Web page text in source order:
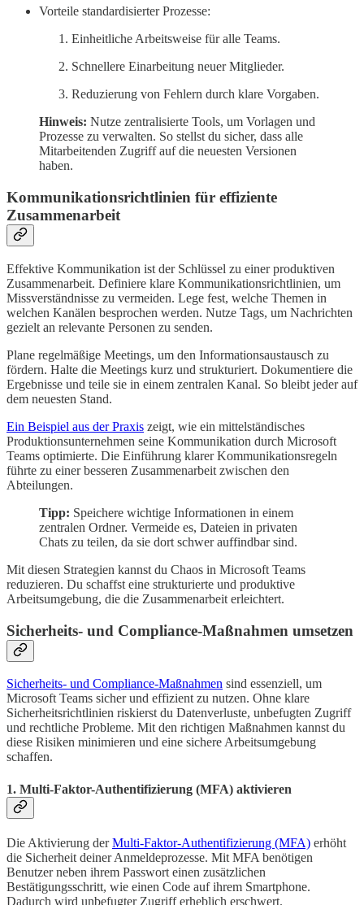
Vorteile standardisierter Prozesse:
Einheitliche Arbeitsweise für alle Teams.
Schnellere Einarbeitung neuer Mitglieder.
Reduzierung von Fehlern durch klare Vorgaben.
Hinweis: Nutze zentralisierte Tools, um Vorlagen und
Prozesse zu verwalten. So stellst du sicher, dass alle
Mitarbeitenden Zugriff auf die neuesten Versionen
haben.
Kommunikationsrichtlinien für effiziente
Zusammenarbeit
Effektive Kommunikation ist der Schlüssel zu einer produktiven
Zusammenarbeit. Definiere klare Kommunikationsrichtlinien, um
Missverständnisse zu vermeiden. Lege fest, welche Themen in
welchen Kanälen besprochen werden. Nutze Tags, um Nachrichten
gezielt an relevante Personen zu senden.
Plane regelmäßige Meetings, um den Informationsaustausch zu
fördern. Halte die Meetings kurz und strukturiert. Dokumentiere die
Ergebnisse und teile sie in einem zentralen Kanal. So bleibt jeder auf
dem neuesten Stand.
Ein Beispiel aus der Praxis zeigt, wie ein mittelständisches
Produktionsunternehmen seine Kommunikation durch Microsoft
Teams optimierte. Die Einführung klarer Kommunikationsregeln
führte zu einer besseren Zusammenarbeit zwischen den
Abteilungen.
Tipp: Speichere wichtige Informationen in einem
zentralen Ordner. Vermeide es, Dateien in privaten
Chats zu teilen, da sie dort schwer auffindbar sind.
Mit diesen Strategien kannst du Chaos in Microsoft Teams
reduzieren. Du schaffst eine strukturierte und produktive
Arbeitsumgebung, die die Zusammenarbeit erleichtert.
Sicherheits- und Compliance-Maßnahmen umsetzen
Sicherheits- und Compliance-Maßnahmen sind essenziell, um
Microsoft Teams sicher und effizient zu nutzen. Ohne klare
Sicherheitsrichtlinien riskierst du Datenverluste, unbefugten Zugriff
und rechtliche Probleme. Mit den richtigen Maßnahmen kannst du
diese Risiken minimieren und eine sichere Arbeitsumgebung
schaffen.
1. Multi-Faktor-Authentifizierung (MFA) aktivieren
Die Aktivierung derMulti-Faktor-Authentifizierung (MFA) erhöht
die Sicherheit deiner Anmeldeprozesse. Mit MFA benötigen
Benutzer neben ihrem Passwort einen zusätzlichen
Bestätigungsschritt, wie einen Code auf ihrem Smartphone.
Dadurch wird unbefugter Zugriff erheblich erschwert.